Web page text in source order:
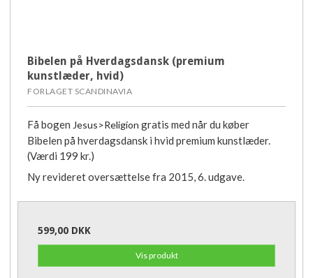
Bibelen på Hverdagsdansk (premium
kunstlæder, hvid)
FORLAGET SCANDINAVIA
Få bogen Jesus>Religion gratis med når du køber
Bibelen på hverdagsdansk i hvid premium kunstlæder.
(Værdi 199 kr.)
Ny revideret oversættelse fra 2015, 6. udgave.
599,00 DKK
Vis produkt